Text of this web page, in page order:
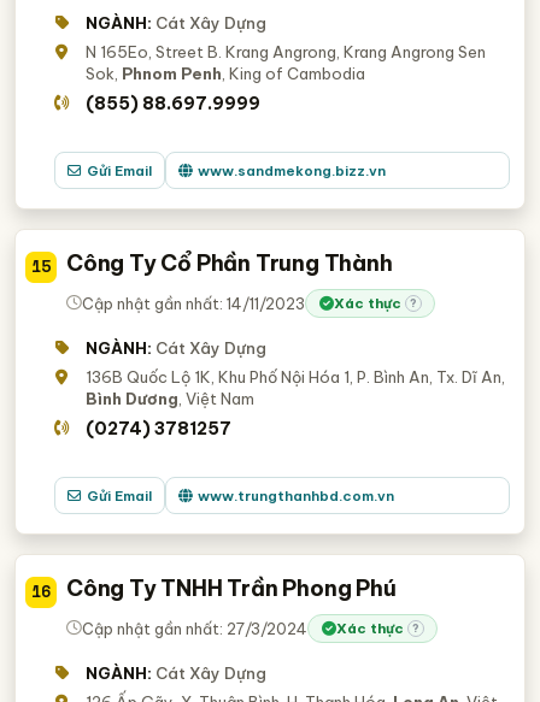
NGÀNH: Cát Xây Dựng
N 165Eo, Street B. Krang Angrong, Krang Angrong Sen
Sok, Phnom Penh , King of Cambodia
(855) 88.697.9999
Gửi Email www.sandmekong.bizz.vn
15 Công Ty Cổ Phần Trung Thành
Cập nhật gần nhất: 14/11/2023 Xác thực ?
NGÀNH: Cát Xây Dựng
136B Quốc Lộ 1K, Khu Phố Nội Hóa 1, P. Bình An, Tx. Dĩ An,
Bình Dương , Việt Nam
(0274) 3781257
Gửi Email www.trungthanhbd.com.vn
16 Công Ty TNHH Trần Phong Phú
Cập nhật gần nhất: 27/3/2024 Xác thực ?
NGÀNH: Cát Xây Dựng